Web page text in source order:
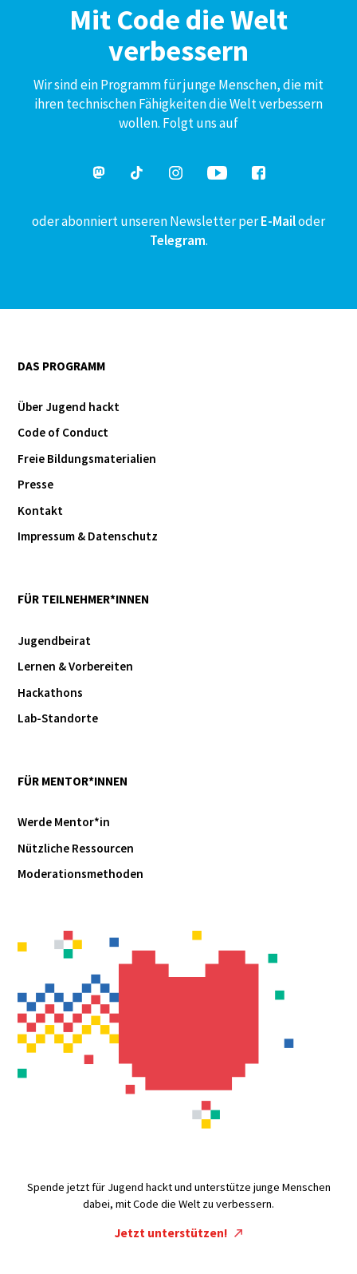
Mit Code die Welt
verbessern
Wir sind ein Programm für junge Menschen, die mit
ihren technischen Fähigkeiten die Welt verbessern
wollen. Folgt uns auf
oder abonniert unseren Newsletter perE-Mailoder
Telegram.
DAS PROGRAMM
Über Jugend hackt
Code of Conduct
Freie Bildungsmaterialien
Presse
Kontakt
Impressum & Datenschutz
FÜR TEILNEHMER*INNEN
Jugendbeirat
Lernen & Vorbereiten
Hackathons
Lab-Standorte
FÜR MENTOR*INNEN
Werde Mentor*in
Nützliche Ressourcen
Moderationsmethoden
Spende jetzt für Jugend hackt und unterstütze junge Menschen
dabei, mit Code die Welt zu verbessern.
Jetzt unterstützen!